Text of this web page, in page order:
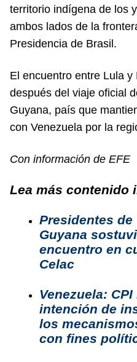
territorio indígena de los
ambos lados de la
Presidencia de Brasil.
El encuentro entre Lula
después del viaje oficial
Guyana, país que
con Venezuela por la
Con información de EFE
Lea más contenido
Presidentes de
Guyana
encuentro en
Celac
Venezuela:
intención de
los
con fines